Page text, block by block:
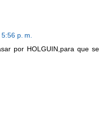
p. m.
por HOLGUIN,para que se